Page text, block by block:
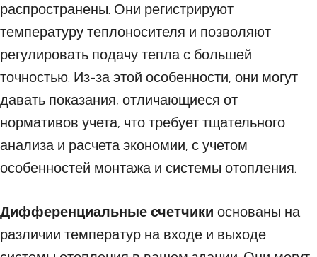
распространены. Они регистрируют
температуру теплоносителя и позволяют
регулировать подачу тепла с большей
точностью. Из-за этой особенности, они могут
давать показания, отличающиеся от
нормативов учета, что требует тщательного
анализа и расчета экономии, с учетом
особенностей монтажа и системы отопления.
Дифференциальные счетчики основаны на
различии температур на входе и выходе